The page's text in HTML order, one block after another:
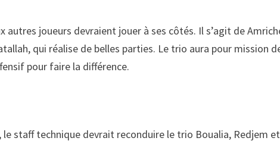
autres joueurs devraient jouer à ses côtés. Il s’agit de
qui réalise de belles parties. Le trio aura pour mission
pour faire la différence.
staff technique devrait reconduire le trio Boualia, Redjem et